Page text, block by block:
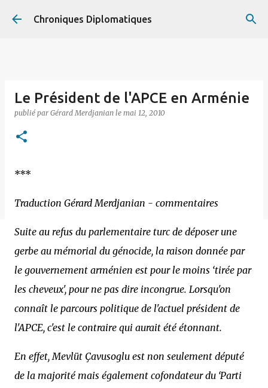
Accéder au contenu principal
Chroniques Diplomatiques
Le Président de l'APCE en Arménie
publié par Gérard Merdjanian le mai 12, 2010
***
Traduction Gérard Merdjanian - commentaires
Suite au refus du parlementaire turc de déposer une
gerbe au mémorial du génocide, la raison donnée par
le gouvernement arménien est pour le moins ‘tirée par
les cheveux', pour ne pas dire incongrue. Lorsqu'on
connaît le parcours politique de l'actuel président de
l'APCE, c'est le contraire qui aurait été étonnant.
En effet, Mevlüt Çavusoglu est non seulement député
de la majorité mais également cofondateur du ‘Parti